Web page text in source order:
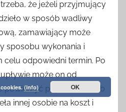
że jeżeli przyjmujący
w sposób wadliwy
zamawiający może
sposobu wykonania i
odpowiedni termin. Po
może on od
powierzyć poprawienie lub
innej osobie na koszt i
(info) OK